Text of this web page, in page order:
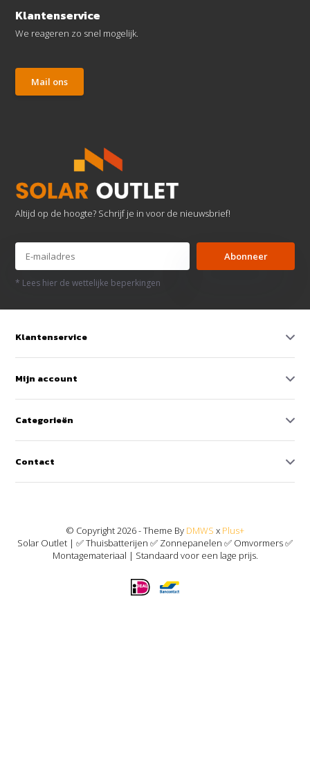
Klantenservice
We reageren zo snel mogelijk.
Mail ons
Altijd op de hoogte? Schrijf je in voor de nieuwsbrief!
Abonneer
* Lees hier de wettelijke beperkingen
Klantenservice
Mijn account
Categorieën
Contact
© Copyright 2026 - Theme By DMWS x Plus+
Solar Outlet | ✅ Thuisbatterijen ✅ Zonnepanelen ✅ Omvormers ✅
Montagemateriaal | Standaard voor een lage prijs.